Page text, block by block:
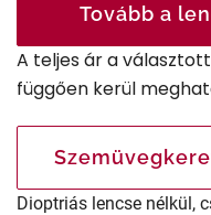
Tovább a
A teljes ár a
függően kerül
Dioptriás lencse nélkül,